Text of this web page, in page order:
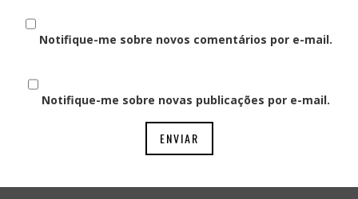
Notifique-me sobre novos comentários por e-mail.
Notifique-me sobre novas publicações por e-mail.